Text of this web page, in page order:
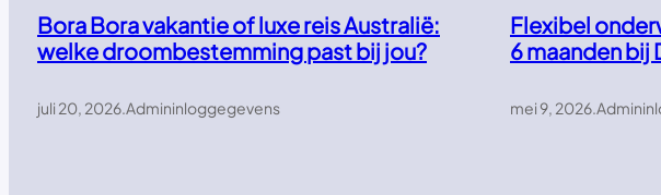
Bora Bora vakantie of luxe reis Australië:
welke droombestemming past bij jou?
juli 20, 2026.Admininloggegevens
Flexibel
6 maanden bij
mei 9, 2026.